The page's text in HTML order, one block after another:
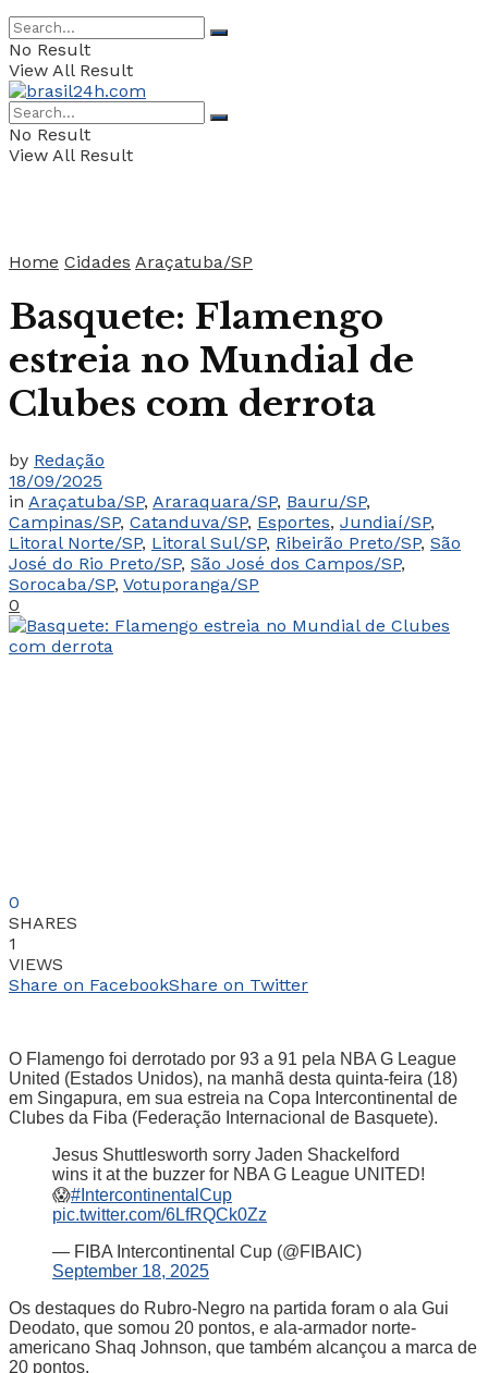
No Result
View All Result
No Result
View All Result
Home Cidades Araçatuba/SP
Basquete: Flamengo
estreia no Mundial de
Clubes com derrota
by Redação
18/09/2025
in Araçatuba/SP, Araraquara/SP, Bauru/SP,
Campinas/SP, Catanduva/SP, Esportes, Jundiaí/SP,
Litoral Norte/SP, Litoral Sul/SP, Ribeirão Preto/SP, São
José do Rio Preto/SP, São José dos Campos/SP,
Sorocaba/SP, Votuporanga/SP
0
0
SHARES
1
VIEWS
Share on FacebookShare on Twitter
O Flamengo foi derrotado por 93 a 91 pela NBA G League
United (Estados Unidos), na manhã desta quinta-feira (18)
em Singapura, em sua estreia na Copa Intercontinental de
Clubes da Fiba (Federação Internacional de Basquete).
Jesus Shuttlesworth sorry Jaden Shackelford
wins it at the buzzer for NBA G League UNITED!
😱#IntercontinentalCup
pic.twitter.com/6LfRQCk0Zz
— FIBA Intercontinental Cup (@FIBAIC)
September 18, 2025
Os destaques do Rubro-Negro na partida foram o ala Gui
Deodato, que somou 20 pontos, e ala-armador norte-
americano Shaq Johnson, que também alcançou a marca de
20 pontos.